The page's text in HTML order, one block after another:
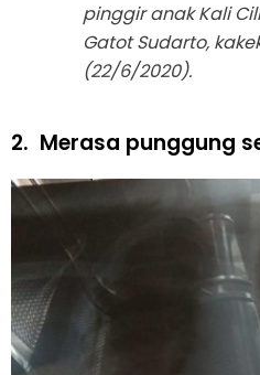
pinggir anak Kali
Gatot Sudarto,
(22/6/2020).
2. Merasa punggung